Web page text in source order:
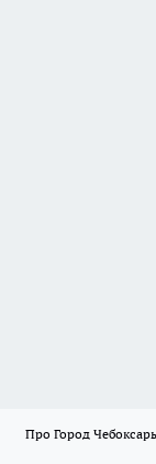
Про Город